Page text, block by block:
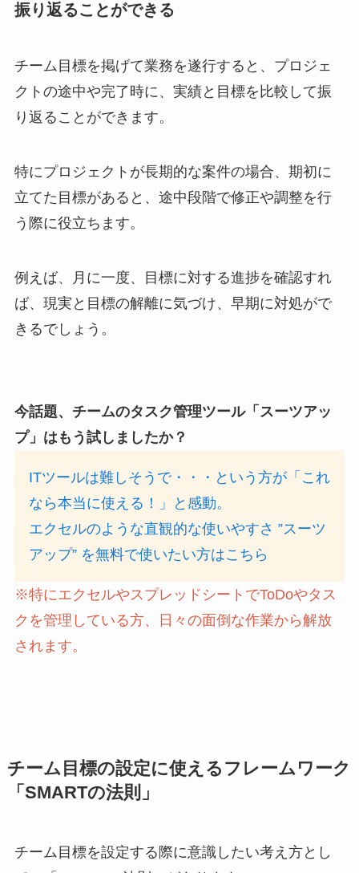
振り返ることができる
チーム目標を掲げて業務を遂行すると、プロジェ
クトの途中や完了時に、実績と目標を比較して振
り返ることができます。
特にプロジェクトが長期的な案件の場合、期初に
立てた目標があると、途中段階で修正や調整を行
う際に役立ちます。
例えば、月に一度、目標に対する進捗を確認すれ
ば、現実と目標の解離に気づけ、早期に対処がで
きるでしょう。
今話題、チームのタスク管理ツール「スーツアッ
プ」はもう試しましたか？
ITツールは難しそうで・・・という方が「これ
なら本当に使える！」と感動。
エクセルのような直観的な使いやすさ ”スーツ
アップ” を無料で使いたい方はこちら
※特にエクセルやスプレッドシートでToDoやタス
クを管理している方、日々の面倒な作業から解放
されます。
チーム目標の設定に使えるフレームワーク
「SMARTの法則」
チーム目標を設定する際に意識したい考え方とし